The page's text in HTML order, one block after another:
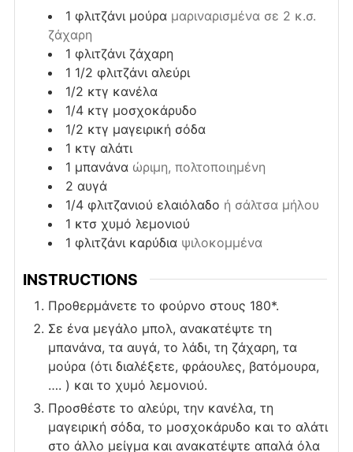
1 φλιτζάνι μούρα μαριναρισμένα σε 2 κ.σ.
ζάχαρη
1 φλιτζάνι ζάχαρη
1 1/2 φλιτζάνι αλεύρι
1/2 κτγ κανέλα
1/4 κτγ μοσχοκάρυδο
1/2 κτγ μαγειρική σόδα
1 κτγ αλάτι
1 μπανάνα ώριμη, πολτοποιημένη
2 αυγά
1/4 φλιτζανιού ελαιόλαδο ή σάλτσα μήλου
1 κτσ χυμό λεμονιού
1 φλιτζάνι καρύδια ψιλοκομμένα
INSTRUCTIONS
Προθερμάνετε το φούρνο στους 180*.
Σε ένα μεγάλο μπολ, ανακατέψτε τη
μπανάνα, τα αυγά, το λάδι, τη ζάχαρη, τα
μούρα (ότι διαλέξετε, φράουλες, βατόμουρα,
…. ) και το χυμό λεμονιού.
Προσθέστε το αλεύρι, την κανέλα, τη
μαγειρική σόδα, το μοσχοκάρυδο και το αλάτι
στο άλλο μείγμα και ανακατέψτε απαλά όλα